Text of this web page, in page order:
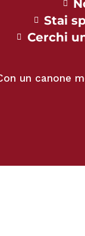
Stai
Cerchi
un canone